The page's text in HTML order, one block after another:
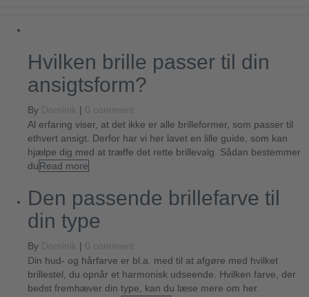
Hvilken brille passer til din
ansigtsform?
By Dominik | 0 comment
Al erfaring viser, at det ikke er alle brilleformer, som passer til
ethvert ansigt. Derfor har vi her lavet en lille guide, som kan
hjælpe dig med at træffe det rette brillevalg. Sådan bestemmer
duRead more
Den passende brillefarve til
din type
By Dominik | 0 comment
Din hud- og hårfarve er bl.a. med til at afgøre med hvilket
brillestel, du opnår et harmonisk udseende. Hvilken farve, der
bedst fremhæver din type, kan du læse mere om her.